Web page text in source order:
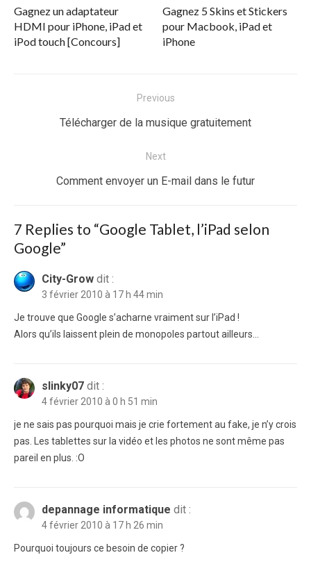
Gagnez un adaptateur
HDMI pour iPhone, iPad et
iPod touch [Concours]
Gagnez 5 Skins et Stickers
pour Macbook, iPad et
iPhone
Previous
Previous
Télécharger de la musique gratuitement
Next
Next
Comment envoyer un E-mail dans le futur
7 Replies to “Google Tablet, l’iPad selon
Google”
City-Grow dit :
3 février 2010 à 17 h 44 min
Je trouve que Google s’acharne vraiment sur l’iPad !
Alors qu’ils laissent plein de monopoles partout ailleurs…
slinky07 dit :
4 février 2010 à 0 h 51 min
je ne sais pas pourquoi mais je crie fortement au fake, je n’y crois
pas. Les tablettes sur la vidéo et les photos ne sont même pas
pareil en plus. :O
depannage informatique dit :
4 février 2010 à 17 h 26 min
Pourquoi toujours ce besoin de copier ?